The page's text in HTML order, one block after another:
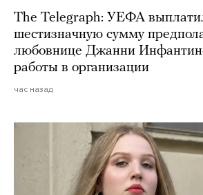
The Telegraph: УЕФА
шестизначную сумму
любовнице Джанни
работы в организации
час назад